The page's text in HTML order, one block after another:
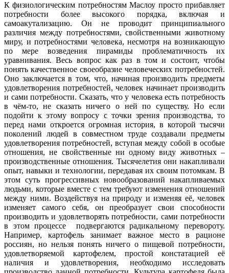
К физиологическим потребностям Маслоу просто прибавляет
потребности более высокого порядка, включая и
самоакутализацию. Он не проводит принципиального
различия между потребностями, свойственными животному
миру, и потребностями человека, несмотря на возникающую
по мере возведения пирамиды проблематичность их
уравнивания. Весь вопрос как раз в том и состоит, чтобы
понять качественное своеобразие человеческих потребностей.
Оно заключается в том, что, начиная производить предметы
удовлетворения потребностей, человек начинает производить
и сами потребности. Сказать, что у человека есть потребность
в чём-то, не сказать ничего о ней по существу. Но если
подойти к этому вопросу с точки зрения производства, то
перед нами откроется огромная история, в которой тысячи
поколений людей в совместном труде создавали предметы
удовлетворения потребностей, вступая между собой в особые
отношения, не свойственные ни одному виду животных –
производственные отношения. Тысячелетия они накапливали
опыт, навыки и технологии, передавая их своим потомкам. В
этом суть прогрессивных новообразований накапливаемых
людьми, которые вместе с тем требуют изменения отношений
между ними. Воздействуя на природу и изменяя её, человек
изменяет самого себя, он преобразует свои способности
производить и удовлетворять потребности, сами потребности
в этом процессе подвергаются радикальному перевороту.
Например, картофель занимает важное место в рационе
россиян, но нельзя понять ничего о пищевой потребности,
удовлетворяемой картофелем, простой констатацией её
наличия и удовлетворения, необходимо исследовать